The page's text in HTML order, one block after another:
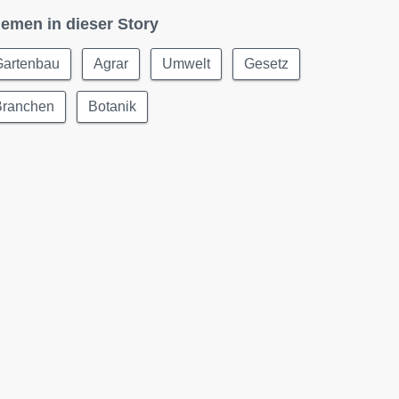
in dieser Story
Agrar Umwelt Gesetz
Botanik